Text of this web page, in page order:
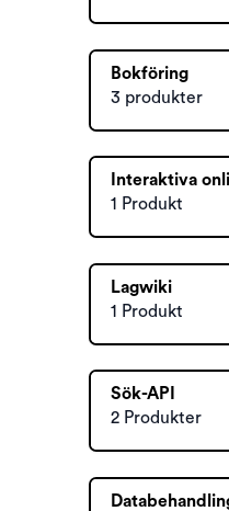
Bokföring
3 produkter
Interaktiva
1 Produkt
Lagwiki
1 Produkt
Sök-API
2 Produkter